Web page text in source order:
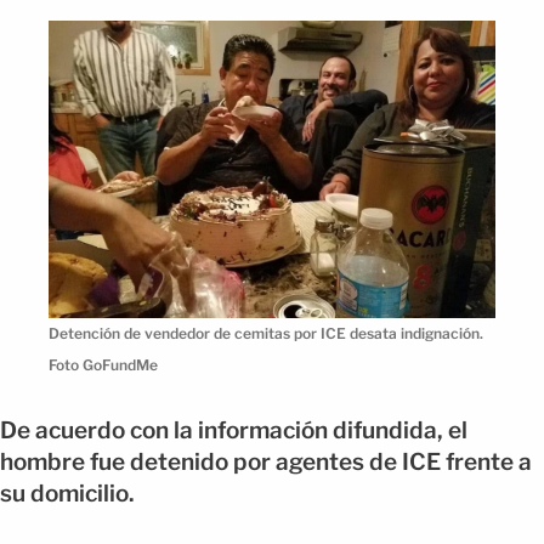
Detención de vendedor de cemitas por ICE desata indignación.
Foto GoFundMe
De acuerdo con la información difundida, el
hombre fue detenido por agentes de ICE frente a
su domicilio.